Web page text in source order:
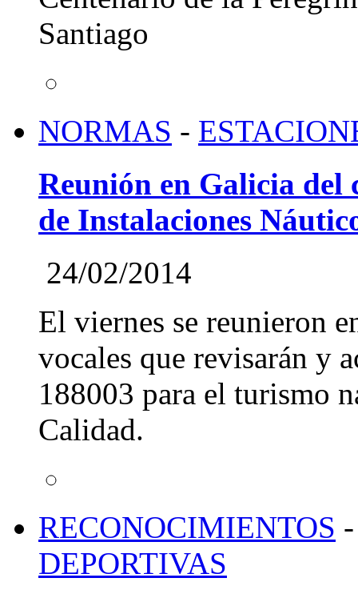
Santiago
NORMAS -
Reunión en Galicia del
de Instalaciones
24/02/2014
El viernes se reunieron
vocales que revisarán y
188003 para el turismo
Calidad.
RECONOCIMIENTOS -
DEPORTIVAS